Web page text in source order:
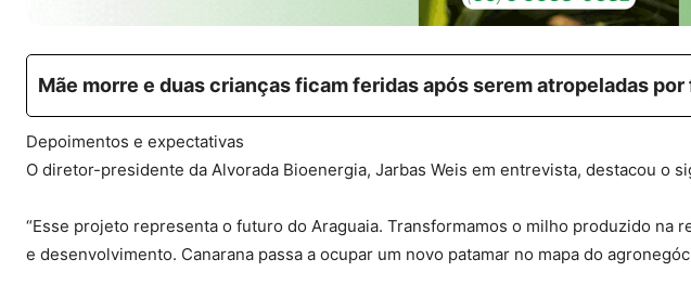
Mãe morre e duas crianças ficam feridas após serem atropeladas
Depoimentos e expectativas
O diretor-presidente da Alvorada Bioenergia, Jarbas Weis em entrevista, destacou o
“Esse projeto representa o futuro do Araguaia. Transformamos o milho produzido na
e desenvolvimento. Canarana passa a ocupar um novo patamar no mapa do